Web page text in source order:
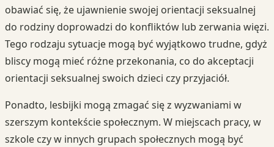
obawiać się, że ujawnienie swojej orientacji seksualnej
do rodziny doprowadzi do konfliktów lub zerwania więzi.
Tego rodzaju sytuacje mogą być wyjątkowo trudne, gdyż
bliscy mogą mieć różne przekonania, co do akceptacji
orientacji seksualnej swoich dzieci czy przyjaciół.
Ponadto, lesbijki mogą zmagać się z wyzwaniami w
szerszym kontekście społecznym. W miejscach pracy, w
szkole czy w innych grupach społecznych mogą być